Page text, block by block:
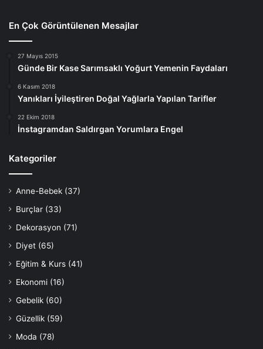
En Çok Görüntülenen Mesajlar
27 Mayıs 2015
Günde Bir Kase Sarımsaklı Yoğurt Yemenin Faydaları
6 Kasım 2018
Yanıkları İyileştiren Doğal Yağlarla Yapılan Tarifler
22 Ekim 2018
İnstagramdan Saldırgan Yorumlara Engel
Kategoriler
Anne-Bebek (37)
Burçlar (33)
Dekorasyon (71)
Diyet (65)
Eğitim & Kurs (41)
Ekonomi (16)
Gebelik (60)
Güzellik (59)
Moda (78)